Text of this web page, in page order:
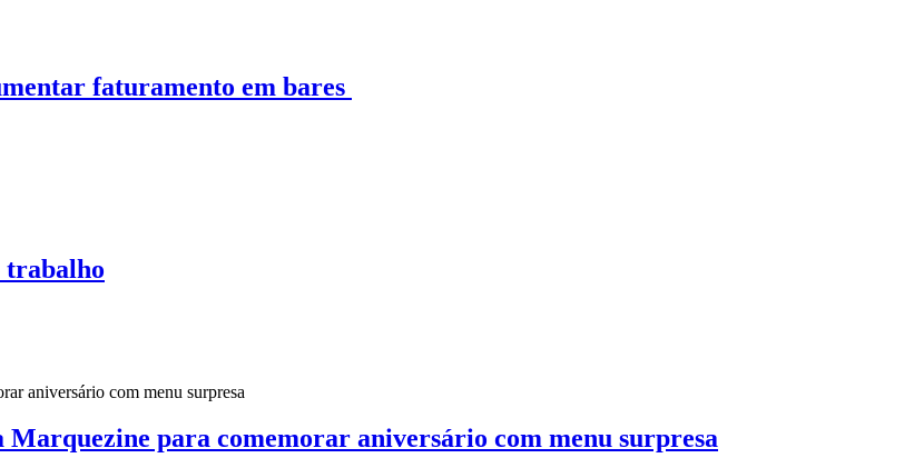
faturamento em bares
trabalho
para comemorar aniversário com menu surpresa